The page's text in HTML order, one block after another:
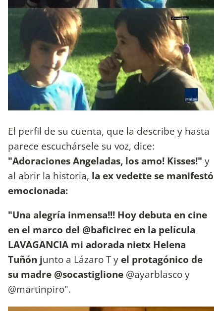
El perfil de su cuenta, que la describe y hasta
parece escuchársele su voz, dice:
"Adoraciones Angeladas, los amo! Kisses!" y
al abrir la historia, la ex vedette se manifestó
emocionada:
"Una alegría inmensa!!! Hoy debuta en cine
en el marco del @baficirec en la película
LAVAGANCIA mi adorada nietx Helena
Tuñón junto a Lázaro T y el protagónico de
su madre @socastiglione @ayarblasco y
@martinpiro".